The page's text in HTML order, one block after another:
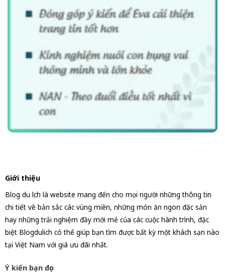
Giới thiệu
Blog du lịch là website mang đến cho mọi người những thông tin
chi tiết về bản sắc các vùng miền, những món ăn ngon đặc sản
hay những trải nghiệm đầy mới mẻ của các cuộc hành trình, đặc
biệt Blogdulich có thể giúp bạn tìm được bất kỳ một khách sạn nào
tại Việt Nam với giá ưu đãi nhất.
Ý kiến bạn đọc